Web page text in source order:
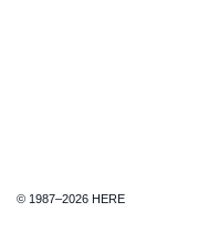
© 1987–2026 HERE